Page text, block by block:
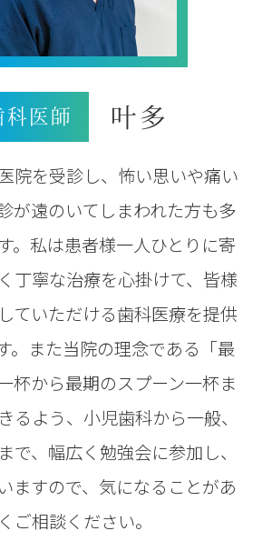
科医師 叶多
院を受診し、怖い思いや痛い
が遠のいてしまわれた方も多
。私は患者様一人ひとりに寄
丁寧な治療を心掛けて、皆様
ていただける歯科医療を提供
。また当院の理念である「最
杯から最期のスプーン一杯ま
るよう、小児歯科から一般、
で、幅広く勉強会に参加し、
ますので、気になることがあ
ご相談ください。